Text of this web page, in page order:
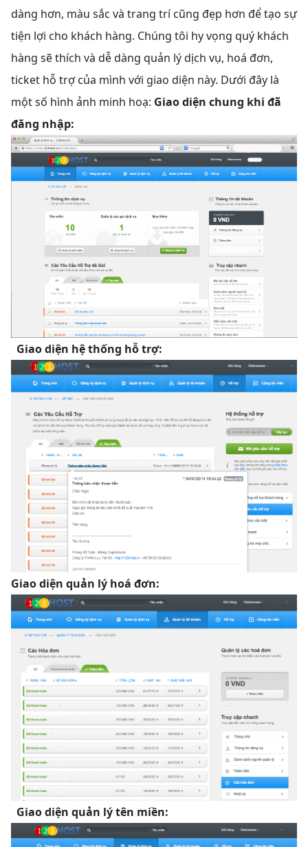
dàng hơn, màu sắc và trang trí cũng đẹp hơn để tạo sự
tiện lợi cho khách hàng. Chúng tôi hy vọng quý khách
hàng sẽ thích và dễ dàng quản lý dịch vụ, hoá đơn,
ticket hỗ trợ của mình với giao diện này. Dưới đây là
một số hình ảnh minh hoạ: Giao diện chung khi đã
đăng nhập:
Giao diện hệ thống hỗ trợ:
Giao diện quản lý hoá đơn:
Giao diện quản lý tên miền: